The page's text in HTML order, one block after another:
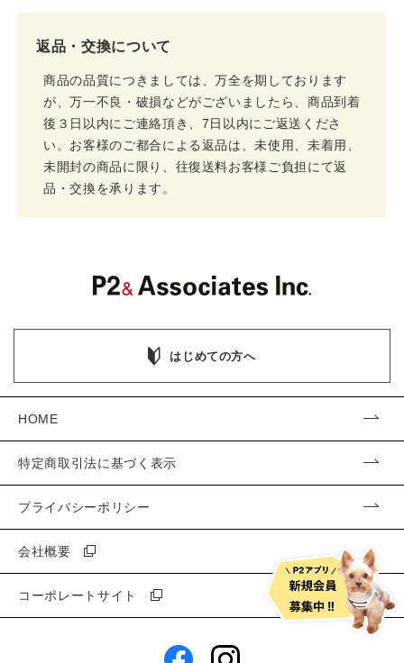
返品・交換について
商品の品質につきましては、万全を期しております
が、万一不良・破損などがございましたら、商品到着
後３日以内にご連絡頂き、7日以内にご返送くださ
い。お客様のご都合による返品は、未使用、未着用、
未開封の商品に限り、往復送料お客様ご負担にて返
品・交換を承ります。
はじめての方へ
HOME
特定商取引法に基づく表示
プライバシーポリシー
会社概要
コーポレートサイト